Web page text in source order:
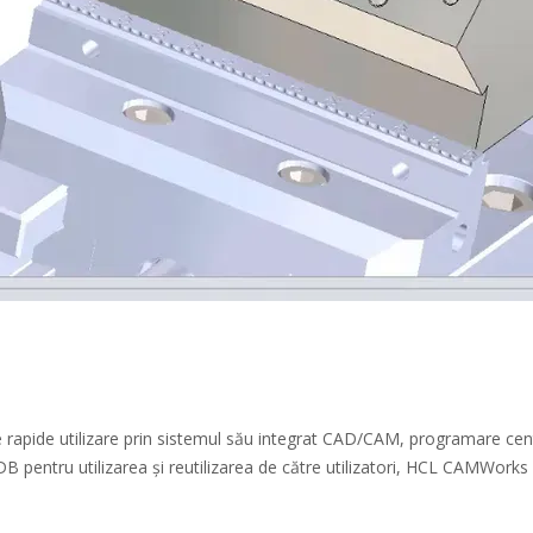
utilizare prin sistemul său integrat CAD/CAM, programare
pentru utilizarea și reutilizarea de către utilizatori, HCL